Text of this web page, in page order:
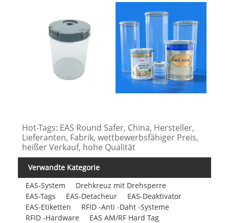
Hot-Tags: EAS Round Safer, China, Hersteller,
Lieferanten, Fabrik, wettbewerbsfähiger Preis,
heißer Verkauf, hohe Qualität
Verwandte Kategorie
EAS-System
Drehkreuz mit Drehsperre
EAS-Tags
EAS-Detacheur
EAS-Deaktivator
EAS-Etiketten
RFID -Anti -Daht -Systeme
RFID -Hardware
EAS AM/RF Hard Tag